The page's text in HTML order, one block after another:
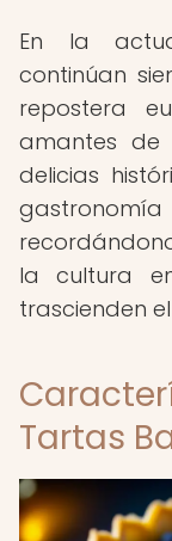
En la
continúan
repostera
amantes de
delicias
la cultura
trascienden
Tartas